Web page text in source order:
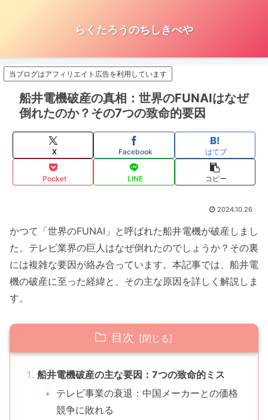
らくたろうのちしきべや
当ブログはアフィリエイト広告を利用しています
船井電機破産の真相：世界のFUNAIはなぜ
倒れたのか？その7つの致命的要因
X Facebook はてブ
Pocket LINE コピー
2024.10.26
かつて「世界のFUNAI」と呼ばれた船井電機が破産しまし
た。テレビ業界の巨人はなぜ倒れたのでしょうか？その裏
には複雑な要因が絡み合っています。本記事では、船井電
機の破産に至った経緯と、その主な原因を詳しく解説しま
す。
目次
船井電機破産の主な要因：7つの致命的ミス
テレビ事業の衰退：中国メーカーとの価格
競争に敗れる